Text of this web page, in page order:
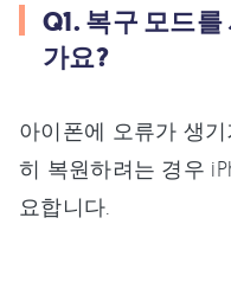
Q1. 복구 모드
가요?
아이폰에 오류가 생
히 복원하려는 경우
요합니다.